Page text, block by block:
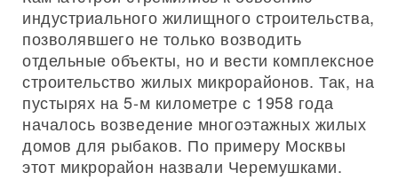
индустриального жилищного строительства,
позволявшего не только возводить
отдельные объекты, но и вести комплексное
строительство жилых микрорайонов. Так, на
пустырях на 5-м километре с 1958 года
началось возведение многоэтажных жилых
домов для рыбаков. По примеру Москвы
этот микрорайон назвали Черемушками.